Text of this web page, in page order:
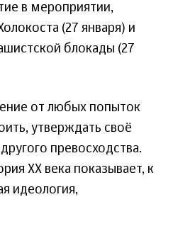
в мероприятии,
(27 января) и
блокады (27
от любых попыток
утверждать своё
превосходства.
ХХ века показывает, к
идеология,